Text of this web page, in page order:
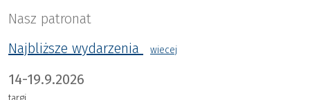
Nasz patronat
Najbliższe wydarzenia
wiecej
14-19.9.2026